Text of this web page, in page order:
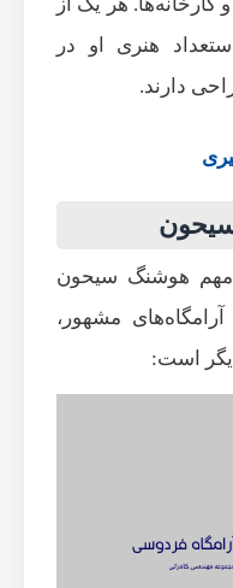
هنری او در
دارند.
سیحون
مهم هوشنگ سیحون
مشهور،
است: